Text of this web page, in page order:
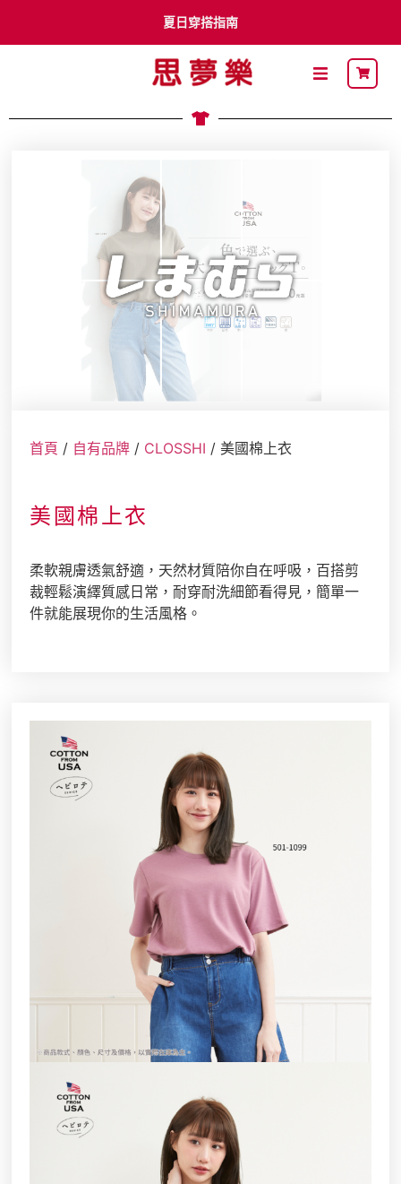
夏日穿搭指南
李多慧 x Shimamura
關於思夢樂
流行穿搭
自有品牌
聯名品牌
社員募集
首頁 / 自有品牌 / CLOSSHI / 美國棉上衣
美國棉上衣
柔軟親膚透氣舒適，天然材質陪你自在呼吸，百搭剪
裁輕鬆演繹質感日常，耐穿耐洗細節看得見，簡單一
件就能展現你的生活風格。